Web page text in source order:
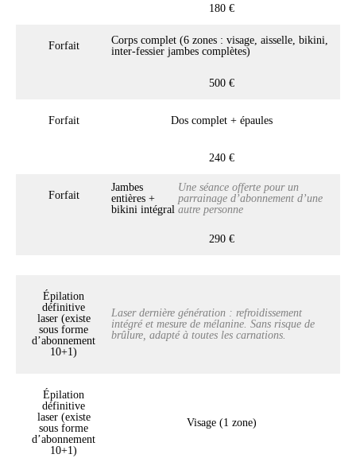
180 €
Forfait
Corps complet (6 zones : visage, aisselle, bikini,
inter-fessier jambes complètes)
500 €
Forfait Dos complet + épaules
240 €
Forfait
Jambes
entières +
bikini intégral
Une séance offerte pour un
parrainage d’abonnement d’une
autre personne
290 €
Épilation
définitive
laser (existe
sous forme
d’abonnement
10+1)
Laser dernière génération : refroidissement
intégré et mesure de mélanine. Sans risque de
brûlure, adapté à toutes les carnations.
Épilation
définitive
laser (existe
sous forme
d’abonnement
10+1)
Visage (1 zone)